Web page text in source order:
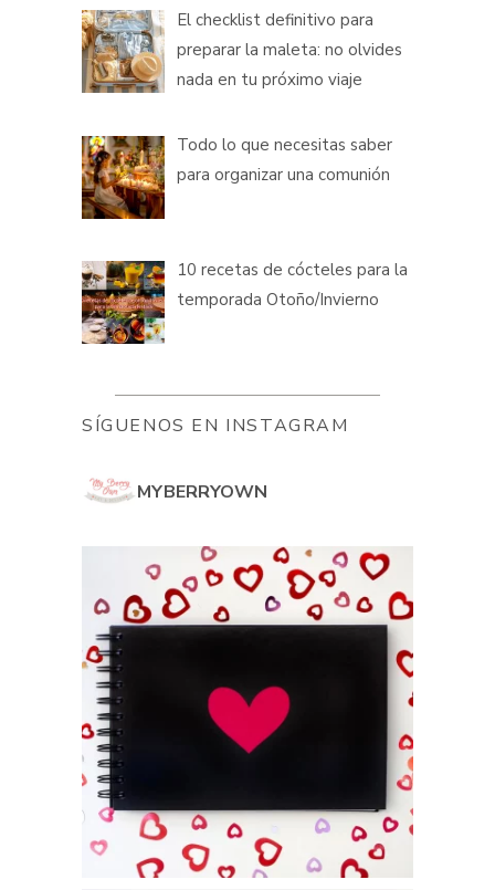
El checklist definitivo para
preparar la maleta: no olvides
nada en tu próximo viaje
Todo lo que necesitas saber
para organizar una comunión
10 recetas de cócteles para la
temporada Otoño/Invierno
SÍGUENOS EN INSTAGRAM
MYBERRYOWN